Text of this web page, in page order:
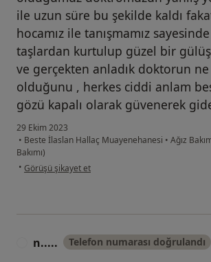
ile uzun süre bu şekilde kaldı
hocamız ile tanışmamız
taşlardan kurtulup güzel bir
ve gerçekten anladık doktorun
olduğunu , herkes ciddi anlam
gözü kapalı olarak güvenerek
29 Ekim 2023
• Beste İlaslan Hallaç Muayenehanesi • Ağız
Bakımı)
• kullanıcının görüşüne göre o....a
Görüşü şikayet et
n..... Telefon numarası doğrulandı